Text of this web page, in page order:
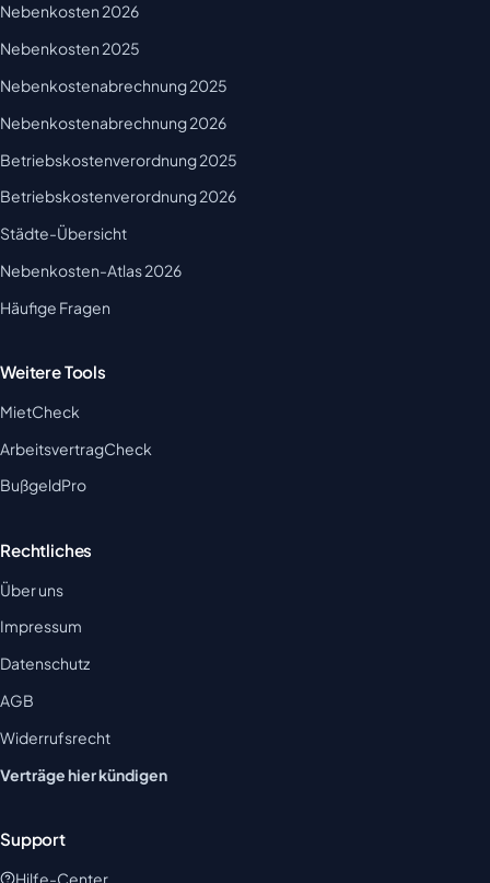
Nebenkosten 2026
Nebenkosten 2025
Nebenkostenabrechnung 2025
Nebenkostenabrechnung 2026
Betriebskostenverordnung 2025
Betriebskostenverordnung 2026
Städte-Übersicht
Nebenkosten-Atlas 2026
Häufige Fragen
Weitere Tools
MietCheck
ArbeitsvertragCheck
BußgeldPro
Rechtliches
Über uns
Impressum
Datenschutz
AGB
Widerrufsrecht
Verträge hier kündigen
Support
Hilfe-Center